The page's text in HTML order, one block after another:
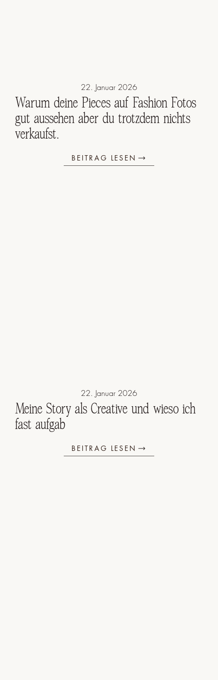
22. Januar 2026
Warum deine Pieces auf Fashion Fotos
gut aussehen aber du trotzdem nichts
verkaufst.
BEITRAG LESEN
22. Januar 2026
Meine Story als Creative und wieso ich
fast aufgab
BEITRAG LESEN